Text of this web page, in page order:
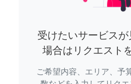
受けたいサービス
場合はリクエスト
ご希望内容、エリア、予